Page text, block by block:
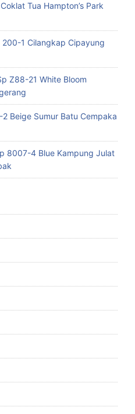
Tua Hampton’s Park
1 Cilangkap Cipayung
Z88-21 White Bloom
Beige Sumur Batu Cempaka
8007-4 Blue Kampung Julat